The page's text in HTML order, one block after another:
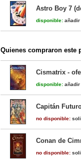
Astro Boy 7
disponible:
Quienes compraron este
Cismatrix -
disponible:
Capitán
no disponible:
Conan de
no disponible: